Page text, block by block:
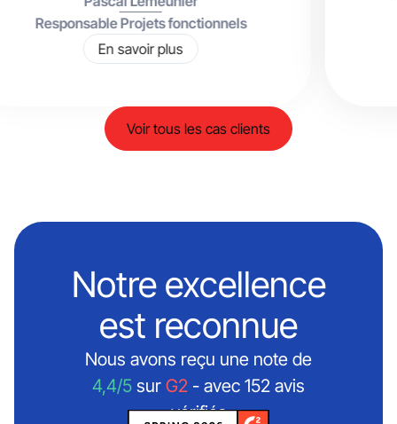
Emilie Guigo
Responsable Marketing
En savoir plus
Voir tous les cas clients
Notre excellence
est reconnue
Nous avons reçu une note de
4,4/5 sur G2 - avec 152 avis
vérifiés